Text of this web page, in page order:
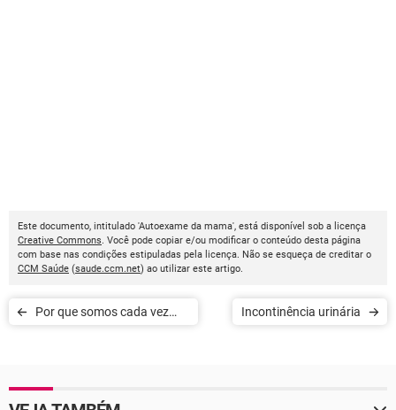
Este documento, intitulado 'Autoexame da mama', está disponível sob a licença
Creative Commons. Você pode copiar e/ou modificar o conteúdo desta página
com base nas condições estipuladas pela licença. Não se esqueça de creditar o
CCM Saúde (saude.ccm.net) ao utilizar este artigo.
Por que somos cada vez
Incontinência urinária